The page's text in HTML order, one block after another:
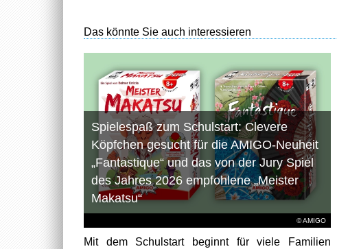
Das könnte Sie auch interessieren
© AMIGO
Spielespaß zum Schulstart: Clevere
Köpfchen gesucht für die AMIGO-Neuheit
„Fantastique“ und das von der Jury Spiel
des Jahres 2026 empfohlene „Meister
Makatsu“
Mit dem Schulstart beginnt für viele Familien